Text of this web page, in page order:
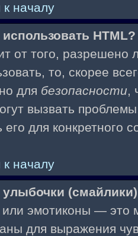
к началу
HTML?
от того,
то, скорее
для безопасности,
вызвать
его для конкретного
к началу
улыбочки
эмотиконы — это
для выражения